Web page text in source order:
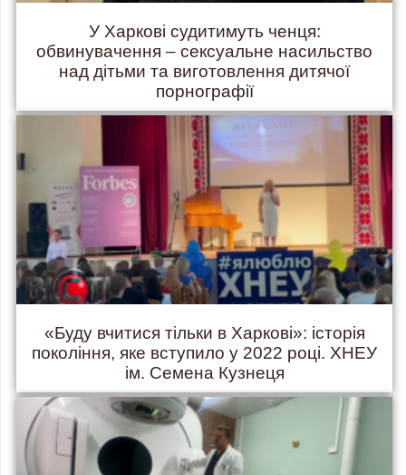
У Харкові судитимуть ченця:
обвинувачення – сексуальне насильство
над дітьми та виготовлення дитячої
порнографії
«Буду вчитися тільки в Харкові»: історія
покоління, яке вступило у 2022 році. ХНЕУ
ім. Семена Кузнеця